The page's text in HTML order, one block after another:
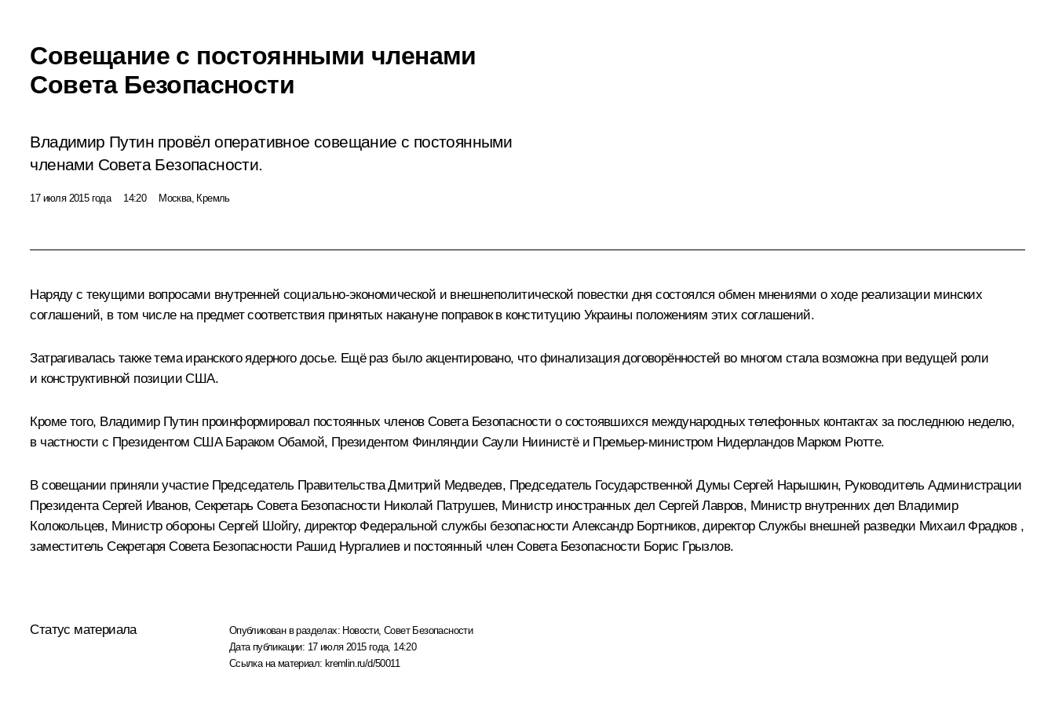
Совещание с постоянными членами
Совета Безопасности
Владимир Путин провёл оперативное совещание с постоянными
членами Совета Безопасности.
17 июля 2015 года 14:20 Москва, Кремль
Наряду с текущими вопросами внутренней социально-экономической и внешнеполитической повестки дня состоялся обмен мнениями о ходе реализации минских
соглашений, в том числе на предмет соответствия принятых накануне поправок в конституцию Украины положениям этих соглашений.
Затрагивалась также тема иранского ядерного досье. Ещё раз было акцентировано, что финализация договорённостей во многом стала возможна при ведущей роли
и конструктивной позиции США.
Кроме того, Владимир Путин проинформировал постоянных членов Совета Безопасности о состоявшихся международных телефонных контактах за последнюю неделю,
в частности с Президентом США Бараком Обамой, Президентом Финляндии Саули Ниинистёи Премьер-министром Нидерландов Марком Рютте.
В совещании приняли участие Председатель ПравительстваДмитрий Медведев, Председатель Государственной ДумыСергей Нарышкин, Руководитель Администрации
Президента Сергей Иванов, Секретарь Совета Безопасности Николай Патрушев, Министр иностранных дел Сергей Лавров, Министр внутренних дел Владимир
Колокольцев, Министр обороны Сергей Шойгу, директор Федеральной службы безопасностиАлександр Бортников, директор Службы внешней разведки Михаил Фрадков,
заместитель Секретаря Совета Безопасности Рашид Нургалиеви постоянный член Совета Безопасности Борис Грызлов.
Статус материала Опубликован в разделах: Новости,Совет Безопасности
Дата публикации: 17 июля 2015 года, 14:20
Ссылка на материал: kremlin.ru/d/50011